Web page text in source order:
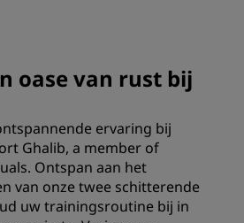
oase van rust bij
ervaring bij
Ghalib, a member of
Ontspan aan het
van onze twee schitterende
uw trainingsroutine bij in